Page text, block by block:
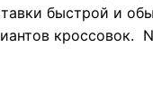
быстрой и
кроссовок.